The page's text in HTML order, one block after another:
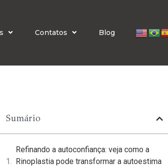
Contatos Blog
Sumário
Refinando a autoconfiança: veja como a
Rinoplastia pode transformar a autoestima